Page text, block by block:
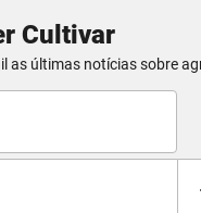
Cultivar
as últimas notícias sobre